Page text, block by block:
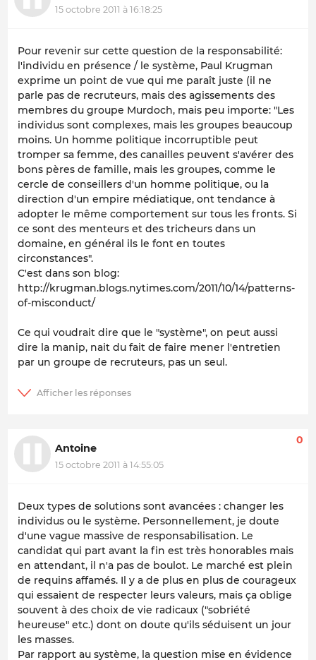
15 octobre 2011 à 16:18:25
Pour revenir sur cette question de la responsabilité:
l'individu en présence / le système, Paul Krugman
exprime un point de vue qui me paraît juste (il ne
parle pas de recruteurs, mais des agissements des
membres du groupe Murdoch, mais peu importe: "Les
individus sont complexes, mais les groupes beaucoup
moins. Un homme politique incorruptible peut
tromper sa femme, des canailles peuvent s'avérer des
bons pères de famille, mais les groupes, comme le
cercle de conseillers d'un homme politique, ou la
direction d'un empire médiatique, ont tendance à
adopter le même comportement sur tous les fronts. Si
ce sont des menteurs et des tricheurs dans un
domaine, en général ils le font en toutes
circonstances".
C'est dans son blog:
http://krugman.blogs.nytimes.com/2011/10/14/patterns-
of-misconduct/
Ce qui voudrait dire que le "système", on peut aussi
dire la manip, nait du fait de faire mener l'entretien
par un groupe de recruteurs, pas un seul.
Antoine
15 octobre 2011 à 14:55:05
0
Deux types de solutions sont avancées : changer les
individus ou le système. Personnellement, je doute
d'une vague massive de responsabilisation. Le
candidat qui part avant la fin est très honorables mais
en attendant, il n'a pas de boulot. Le marché est plein
de requins affamés. Il y a de plus en plus de courageux
qui essaient de respecter leurs valeurs, mais ça oblige
souvent à des choix de vie radicaux ("sobriété
heureuse" etc.) dont on doute qu'ils séduisent un jour
les masses.
Par rapport au système, la question mise en évidence